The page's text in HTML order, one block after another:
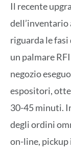
Il recente
riguarda le fasi
un palmare
negozio
espositori,
30-45 minuti.
degli ordini
on-line,